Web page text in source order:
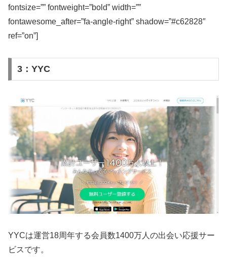
fontsize=”” fontweight=”bold” width=””
fontawesome_after=”fa-angle-right” shadow=”#c62828″
ref=”on”]
3：YYC
YYCは運営18周年する会員数1400万人の出会い応援サー
ビスです。